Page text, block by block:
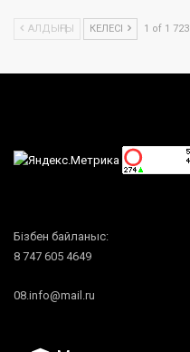
АЛДЫҢҒЫ КЕЛЕСІ 1 of 1 723
Бізбен байланыс:
8 747 605 4649
08.info@mail.ru